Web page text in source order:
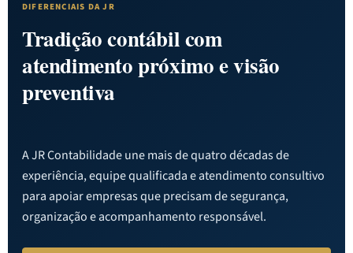
DIFERENCIAIS DA JR
Tradição contábil com
atendimento próximo e visão
preventiva
A JR Contabilidade une mais de quatro décadas de
experiência, equipe qualificada e atendimento consultivo
para apoiar empresas que precisam de segurança,
organização e acompanhamento responsável.